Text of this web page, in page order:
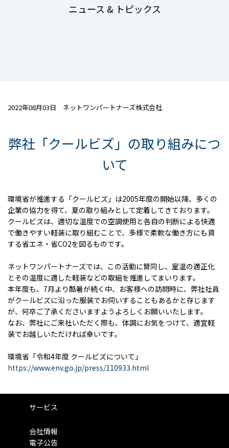
ニュース & トピックス
2022年08月03日 ネットワンパートナーズ株式会社
弊社「クールビズ」の取り組みにつ
いて
環境省が推進する「クールビズ」は2005年度の開始以降、多くの
企業の協力を得て、夏の取り組みとして定着してきております。
クールビズは、適切な温度での空調使用と各自の判断による快適
で働きやすい軽装に取り組むことで、多様で柔軟な働き方にも資
する省エネ・省CO2を図るものです。
ネットワンパートナーズでは、この活動に賛同し、室温の適正化
とその温度に適した軽装などの取組を推進してまいります。
本年度も、7月より酷暑が続く中、お客様への訪問時に、弊社社員
がクールビズに沿った服装でお伺いすることもあるかと存じます
が、何卒ご了承くださいますようよろしくお願いいたします。
なお、弊社にご来社いただく際も、体調にお気をつけて、適宜軽
装でお越しいただければ幸いです。
環境省「令和4年度 クールビズについて」
https://www.env.go.jp/press/110933.html
サービス
会社情報
電子公告